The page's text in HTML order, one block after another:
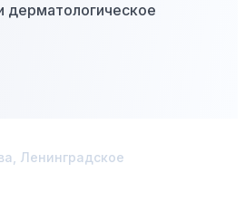
дерматологическое
Ленинградское